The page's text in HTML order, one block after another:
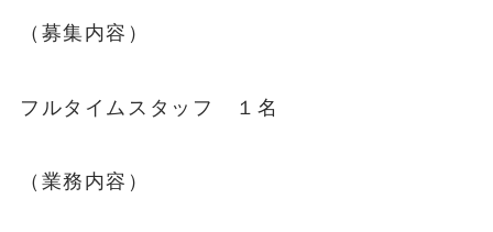
（募集内容）
フルタイムスタッフ １名
（業務内容）